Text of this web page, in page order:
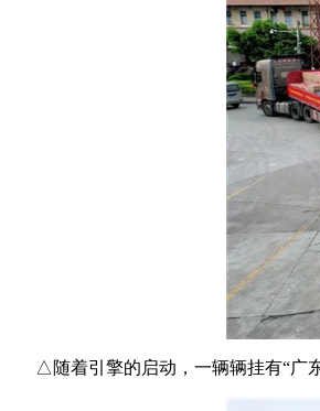
△随着引擎的启动，一辆辆挂有“广东